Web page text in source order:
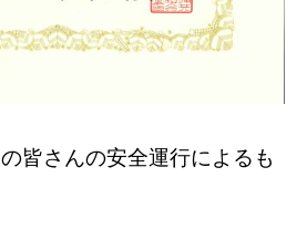
皆さんの安全運行によるも